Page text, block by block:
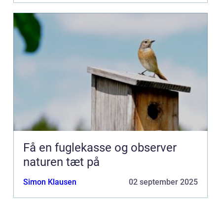
Få en fuglekasse og observer
naturen tæt på
Simon Klausen 02 september 2025